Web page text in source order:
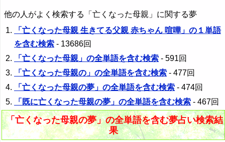
他の人がよく検索する「亡くなった母親」に関する夢
「亡くなった母親 生きてる父親 赤ちゃん 喧嘩」の１単語
を含む検索 - 13686回
「亡くなった母親」の全単語を含む検索 - 591回
「亡くなった母親の」の全単語を含む検索 - 477回
「亡くなった母親の夢」の全単語を含む検索 - 474回
「既に亡くなった母親の夢」の全単語を含む検索 - 467回
「亡くなった母親の夢」の全単語を含む夢占い検索結
果